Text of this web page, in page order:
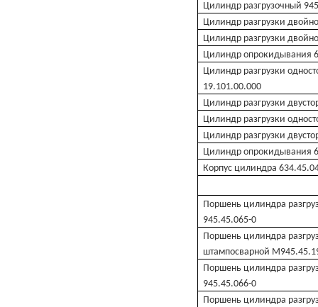
Цилиндр разгрузочный
Цилиндр разгрузки
Цилиндр разгрузки
Цилиндр опрокидывания
Цилиндр разгрузки
19.101.00.000
Цилиндр разгрузки
Цилиндр разгрузки
Цилиндр разгрузки
Цилиндр опрокидывания
Корпус цилиндра
Поршень цилиндра
945.45.065-0
Поршень цилиндра
штампосварной
Поршень цилиндра
945.45.066-0
Поршень цилиндра